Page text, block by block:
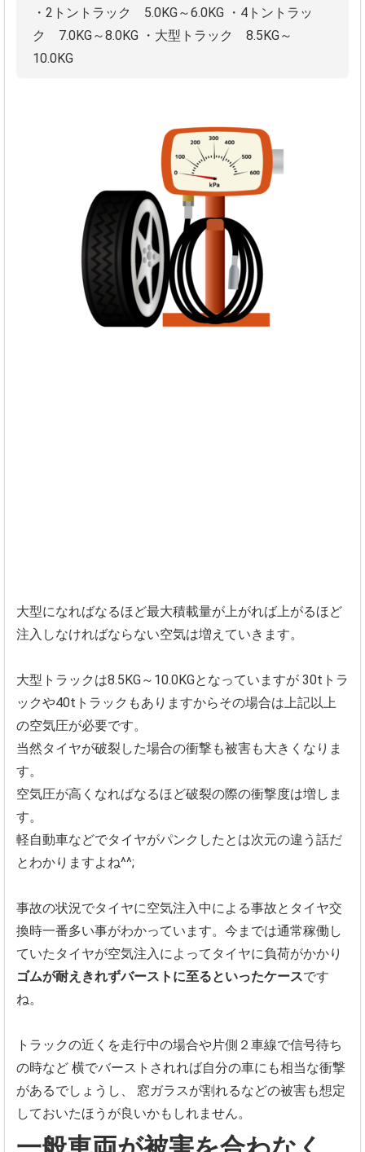
・2トントラック 5.0KG～6.0KG ・4トントラッ
ク 7.0KG～8.0KG ・大型トラック 8.5KG～
10.0KG
大型になればなるほど最大積載量が上がれば上がるほど
注入しなければならない空気は増えていきます。
大型トラックは8.5KG～10.0KGとなっていますが 30tトラ
ックや40tトラックもありますからその場合は上記以上
の空気圧が必要です。
当然タイヤが破裂した場合の衝撃も被害も大きくなりま
す。
空気圧が高くなればなるほど破裂の際の衝撃度は増しま
す。
軽自動車などでタイヤがパンクしたとは次元の違う話だ
とわかりますよね^^;
事故の状況でタイヤに空気注入中による事故とタイヤ交
換時一番多い事がわかっています。今までは通常稼働し
ていたタイヤが空気注入によってタイヤに負荷がかかり
ゴムが耐えきれずバーストに至るといったケースです
ね。
トラックの近くを走行中の場合や片側２車線で信号待ち
の時など 横でバーストされれば自分の車にも相当な衝撃
があるでしょうし、
窓ガラスが割れるなどの被害も想定
しておいたほうが良いかもしれません。